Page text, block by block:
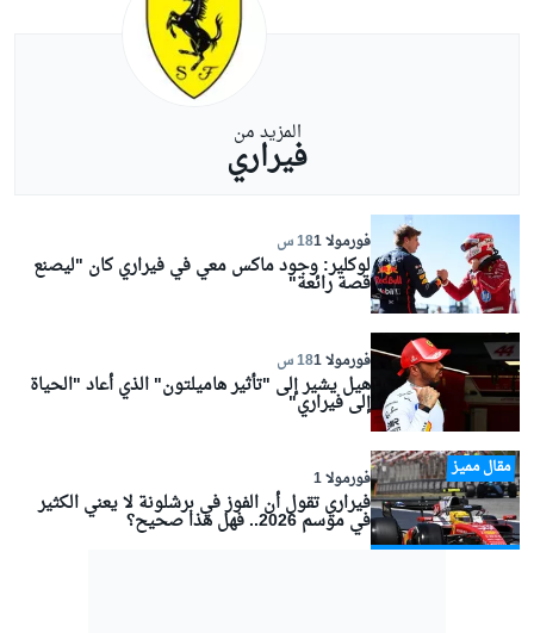
المزيد من
فيراري
فورمولا 1 18 س
لوكلير: وجود ماكس معي في فيراري كان "ليصنع
قصة رائعة"
فورمولا 1 18 س
هيل يشير إلى "تأثير هاميلتون" الذي أعاد "الحياة
إلى فيراري"
مقال مميز فورمولا 1
فيراري تقول أن الفوز في برشلونة لا يعني الكثير
في موسم 2026.. فهل هذا صحيح؟